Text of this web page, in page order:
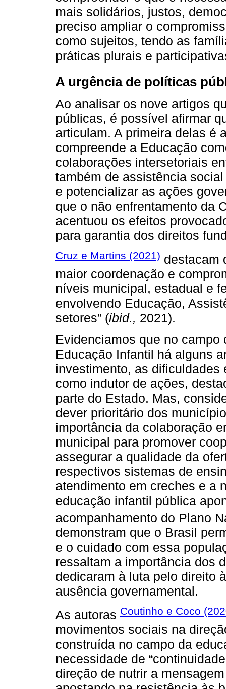
mais solidários, justos,
preciso ampliar o
como sujeitos, tendo as
práticas plurais e
A urgência de políticas
Ao analisar os nove artigos
públicas, é possível afirmar
articulam. A primeira delas é
compreende a Educação
colaborações intersetoriais
também de assistência
e potencializar as ações
que o não enfrentamento da
acentuou os efeitos
para garantia dos direitos
Cruz e Martins (2021) destacam
maior coordenação e
níveis municipal, estadual e
envolvendo Educação,
setores” (ibid., 2021).
Evidenciamos que no
Educação Infantil há alguns
investimento, as dificuldades
como indutor de ações,
parte do Estado. Mas,
dever prioritário dos
importância da colaboração
municipal para promover
assegurar a qualidade da
respectivos sistemas de
atendimento em creches e a
educação infantil pública
acompanhamento do Plano
demonstram que o Brasil
e o cuidado com essa
ressaltam a importância dos
dedicaram à luta pelo direito
ausência governamental.
As autoras Coutinho e Coco
movimentos sociais na
construída no campo da
necessidade de
direção de nutrir a